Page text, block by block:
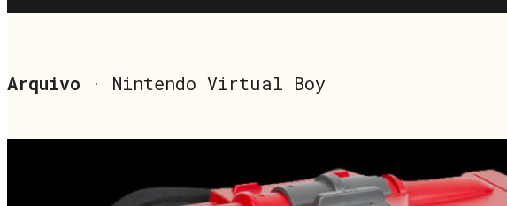
Arquivo · Nintendo Virtual Boy